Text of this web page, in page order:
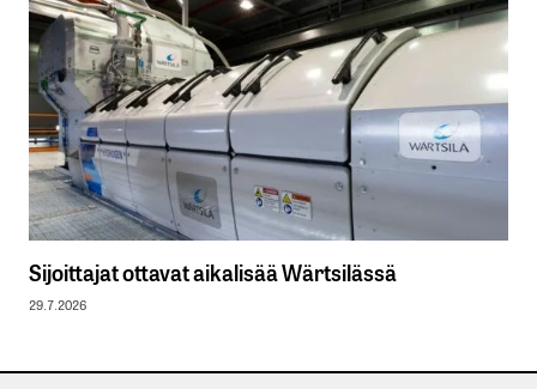
Sijoittajat ottavat aikalisää Wärtsilässä
29.7.2026